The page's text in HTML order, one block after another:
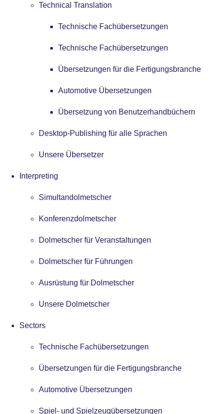
Technical Translation
Technische Fachübersetzungen
Technische Fachübersetzungen
Übersetzungen für die Fertigungsbranche
Automotive Übersetzungen
Übersetzung von Benutzerhandbüchern
Desktop-Publishing für alle Sprachen
Unsere Übersetzer
Interpreting
Simultandolmetscher
Konferenzdolmetscher
Dolmetscher für Veranstaltungen
Dolmetscher für Führungen
Ausrüstung für Dolmetscher
Unsere Dolmetscher
Sectors
Technische Fachübersetzungen
Übersetzungen für die Fertigungsbranche
Automotive Übersetzungen
Spiel- und Spielzeugübersetzungen